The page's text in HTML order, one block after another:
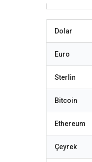
Dolar
Euro
Sterlin
Bitcoin
Ethereum
Çeyrek